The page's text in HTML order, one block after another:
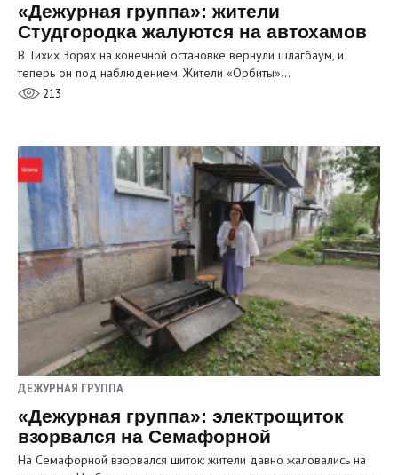
«Дежурная группа»: жители
Студгородка жалуются на автохамов
В Тихих Зорях на конечной остановке вернули шлагбаум, и
теперь он под наблюдением. Жители «Орбиты»…
213
ДЕЖУРНАЯ ГРУППА
«Дежурная группа»: электрощиток
взорвался на Семафорной
На Семафорной взорвался щиток: жители давно жаловались на